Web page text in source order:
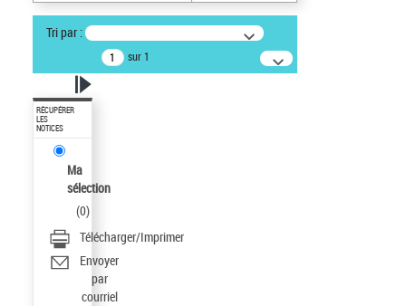
Tri par :
sur 1
RÉCUPÉRER
LES
NOTICES
Ma
sélection
(0)
Télécharger/Imprimer
Envoyer
par
courriel